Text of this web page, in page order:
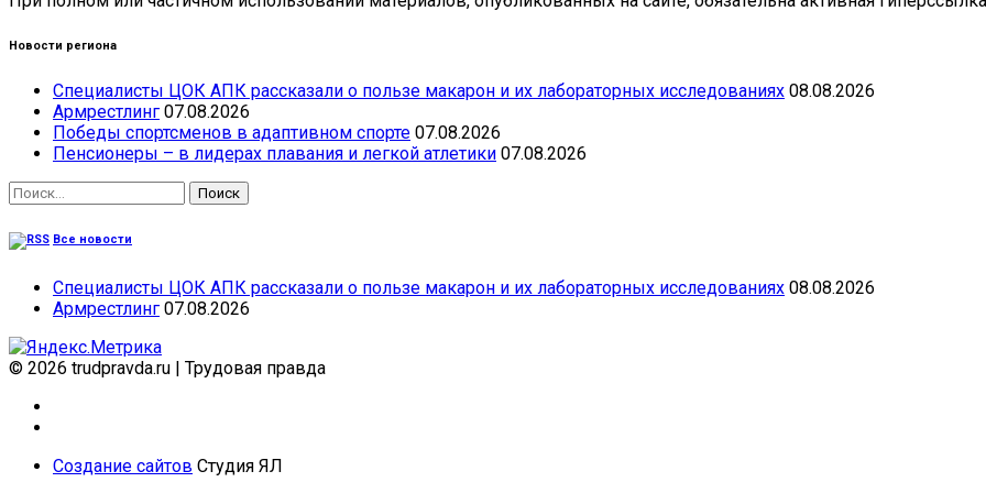
Новости региона
Специалисты ЦОК АПК рассказали о пользе макарон и их лабораторных исследованиях 08.08.2026
Армрестлинг 07.08.2026
Победы спортсменов в адаптивном спорте 07.08.2026
Пенсионеры – в лидерах плавания и легкой атлетики 07.08.2026
Найти:
Все новости
Специалисты ЦОК АПК рассказали о пользе макарон и их лабораторных исследованиях 08.08.2026
Армрестлинг 07.08.2026
© 2026 trudpravda.ru | Трудовая правда
Создание сайтов Студия ЯЛ